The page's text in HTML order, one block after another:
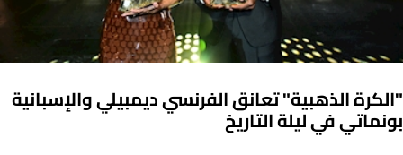
"الكرة الذهبية" تعانق الفرنسي ديمبيلي والإسبانية
بونماتي في ليلة التاريخ